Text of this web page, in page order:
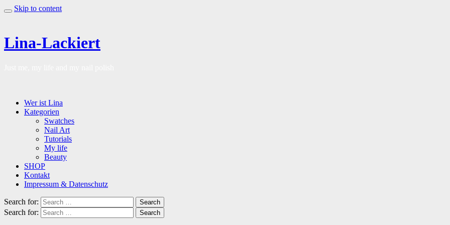
Skip to content
Lina-Lackiert
Wer ist Lina
Kategorien
Swatches
Nail Art
Tutorials
My life
Beauty
SHOP
Kontakt
Impressum & Datenschutz
Search for: Search
Search for: Search